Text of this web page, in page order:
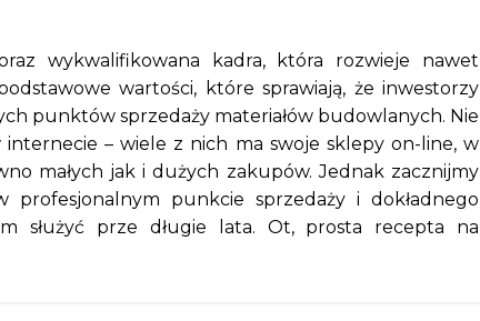
wykwalifikowana kadra, która rozwieje nawet
wartości, które sprawiają, że inwestorzy
punktów sprzedaży materiałów budowlanych. Nie
– wiele z nich ma swoje sklepy on-line, w
małych jak i dużych zakupów. Jednak zacznijmy
punkcie sprzedaży i dokładnego
służyć prze długie lata. Ot, prosta recepta na